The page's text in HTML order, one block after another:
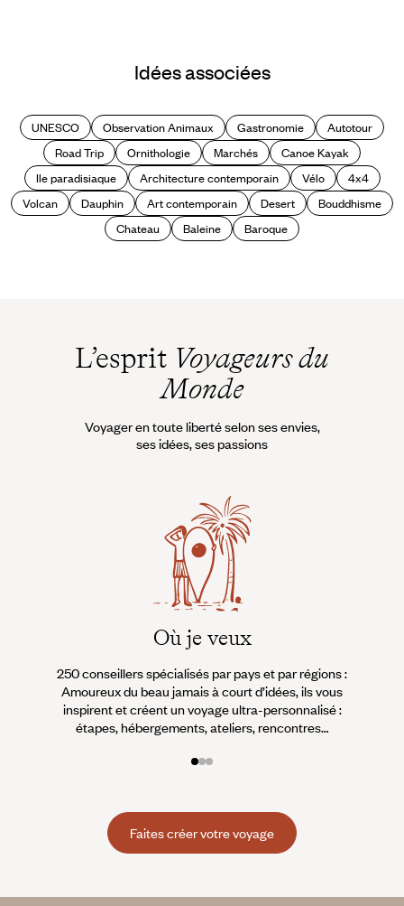
Idées associées
UNESCO Observation Animaux Gastronomie
Autotour
Road Trip
Ornithologie Marchés
Canoe Kayak
Ile paradisiaque
Architecture contemporain Vélo
4x4
Volcan
Dauphin Art contemporain Desert
Bouddhisme
Chateau
Baleine Baroque
L’esprit Voyageurs du
Monde
Voyager en toute liberté selon ses envies,
ses idées, ses passions
Où je veux
250 conseillers spécialisés par pays et par régions :
Amoureux du beau jamais à court d’idées, ils vous
inspirent et créent un voyage ultra-personnalisé :
étapes, hébergements, ateliers, rencontres…
Faites créer votre voyage